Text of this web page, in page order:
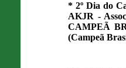
* 2º Dia do
AKJR -
CAMPEÃ
(Campeã